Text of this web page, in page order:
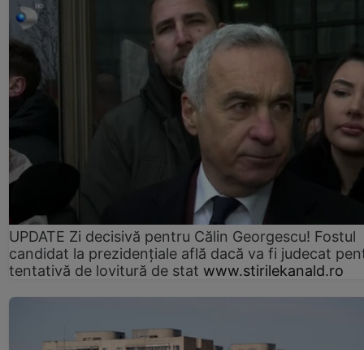
UPDATE Zi decisivă pentru Călin Georgescu! Fostul
candidat la prezidențiale află dacă va fi judecat
tentativă de lovitură de stat www.stirilekanald.ro